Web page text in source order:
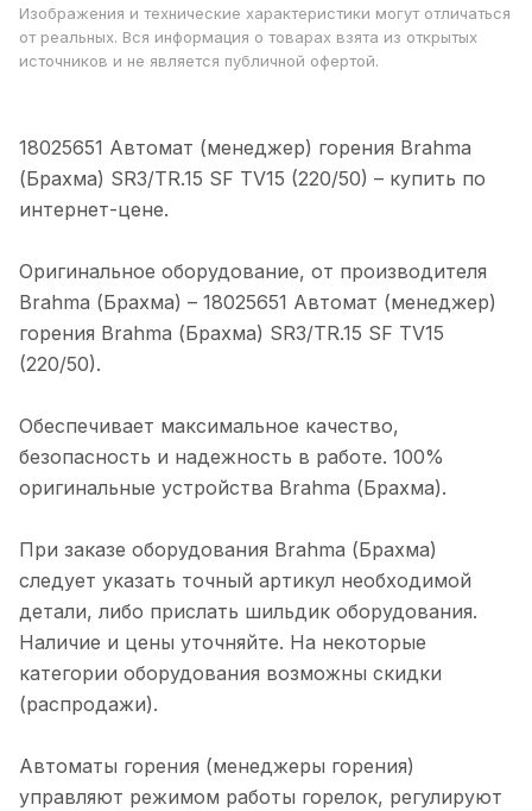
Изображения и технические характеристики могут отличаться
от реальных. Вся информация о товарах взята из открытых
источников и не является публичной офертой.
18025651 Автомат (менеджер) горения Brahma
(Брахма) SR3/TR.15 SF TV15 (220/50) – купить по
интeрнeт-цене.
Оригинальное оборудование, от производителя
Brahma (Брахма) – 18025651 Автомат (менеджер)
горения Brahma (Брахма) SR3/TR.15 SF TV15
(220/50).
Обеспечивает максимальное качество,
безопасность и надежность в работе. 100%
оригинальные устройства Brahma (Брахма).
При заказе оборудования Brahma (Брахма)
следует указать точный артикул необходимой
детали, либо прислать шильдик оборудования.
Наличие и цены уточняйте. На некоторые
категории оборудования возможны скидки
(распродажи).
Автоматы горения (менеджеры горения)
управляют режимом работы горелок, регулируют